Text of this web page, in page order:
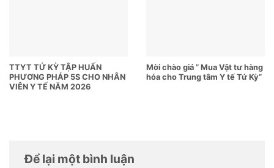
TTYT TỨ KỲ TẬP HUẤN
PHƯƠNG PHÁP 5S CHO NHÂN
VIÊN Y TẾ NĂM 2026
Mời chào giá ” Mua Vật tư hàng
hóa cho Trung tâm Y tế Tứ Kỳ”
Để lại một bình luận